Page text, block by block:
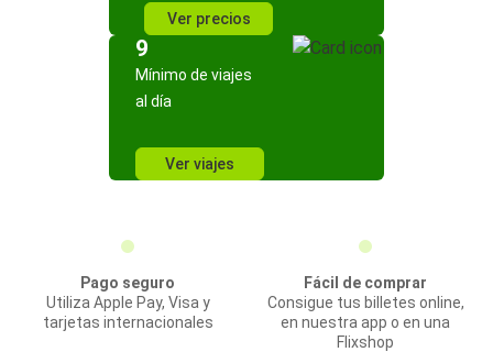
Ver precios
9
Mínimo de viajes
al día
Ver viajes
Pago seguro
Utiliza Apple Pay, Visa y
tarjetas internacionales
Fácil de comprar
Consigue tus billetes online,
en nuestra app o en una
Flixshop